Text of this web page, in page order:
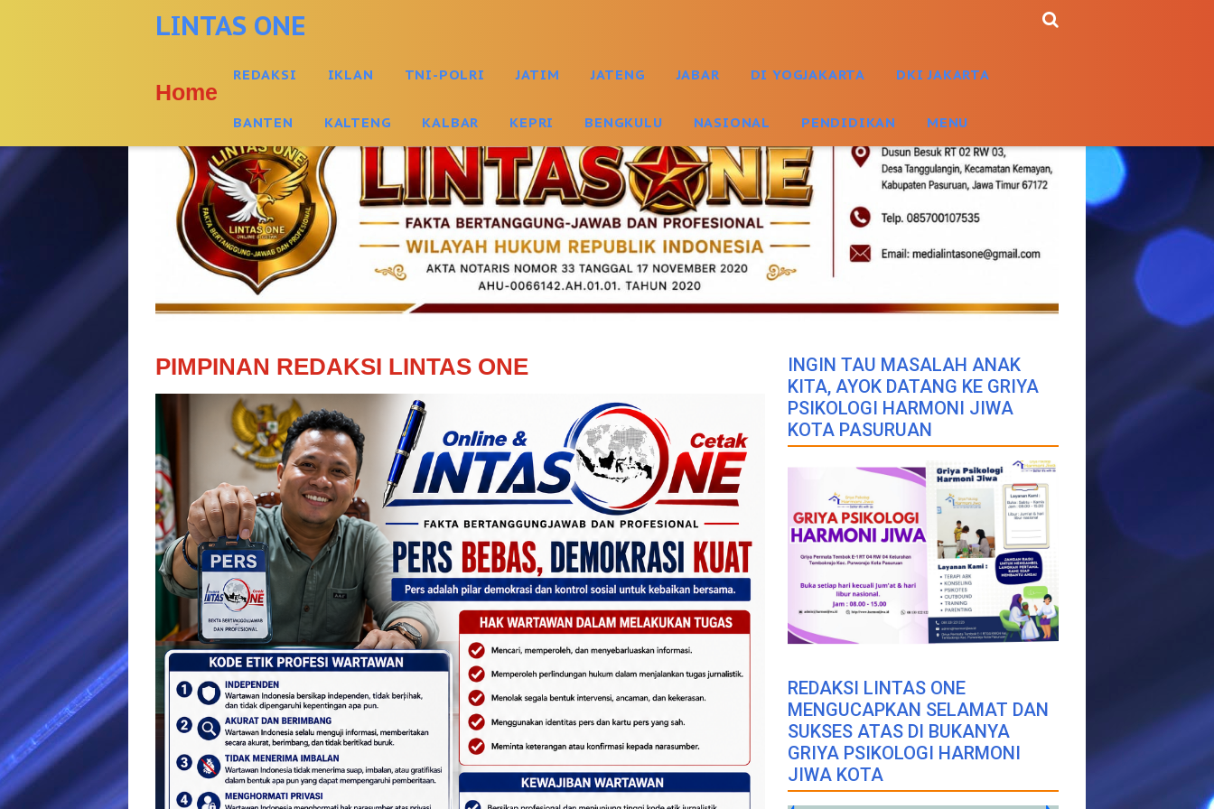
LINTAS ONE
Home
REDAKSI IKLAN TNI-POLRI JATIM JATENG JABAR DI YOGJAKARTA DKI JAKARTA
BANTEN KALTENG KALBAR KEPRI BENGKULU NASIONAL PENDIDIKAN MENU
PIMPINAN REDAKSI LINTAS ONE
INGIN TAU MASALAH ANAK
KITA, AYOK DATANG KE GRIYA
PSIKOLOGI HARMONI JIWA
KOTA PASURUAN
REDAKSI LINTAS ONE
MENGUCAPKAN SELAMAT DAN
SUKSES ATAS DI BUKANYA
GRIYA PSIKOLOGI HARMONI
JIWA KOTA